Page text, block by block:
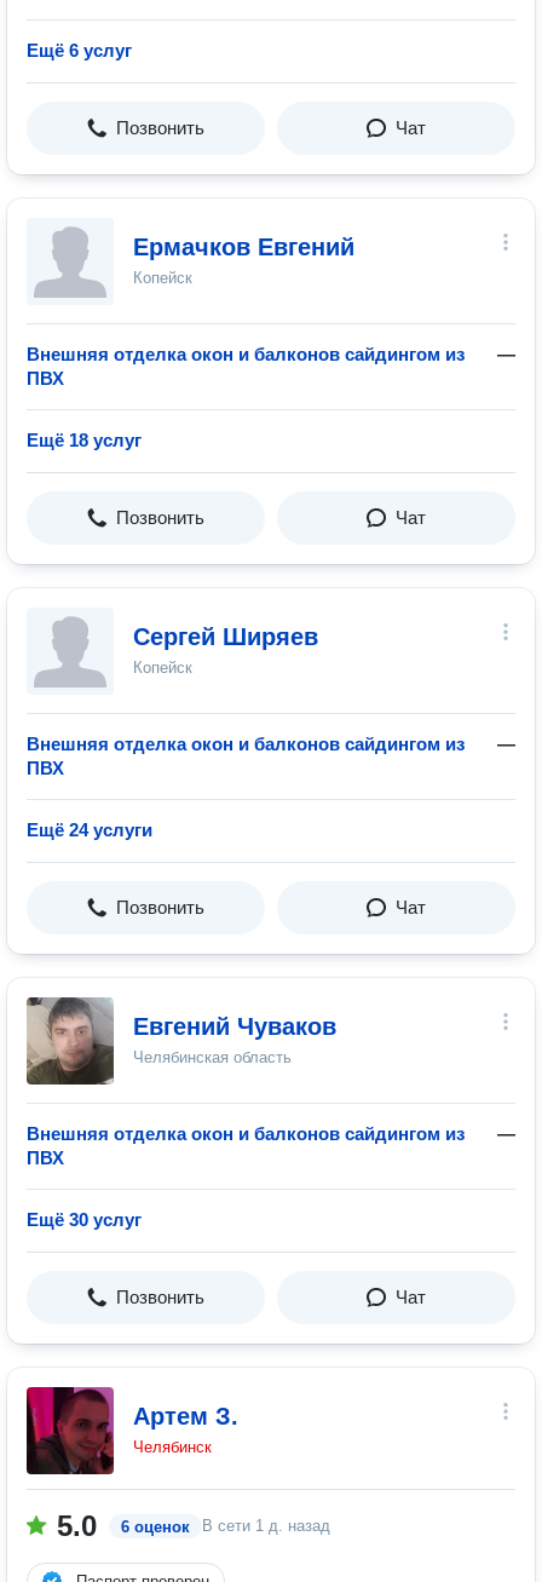
Ещё 6 услуг
Позвонить Чат
Ермачков Евгений
Копейск
Внешняя отделка окон и балконов сайдингом из
ПВХ
—
Ещё 18 услуг
Позвонить Чат
Cергей Ширяев
Копейск
Внешняя отделка окон и балконов сайдингом из
ПВХ
—
Ещё 24 услуги
Позвонить Чат
Евгений Чуваков
Челябинская область
Внешняя отделка окон и балконов сайдингом из
ПВХ
—
Ещё 30 услуг
Позвонить Чат
Артем З.
Челябинск
5.0 6 оценок В сети 1 д. назад